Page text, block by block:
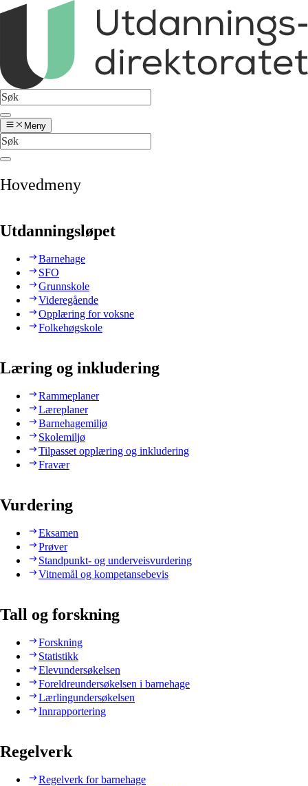
Meny
Hovedmeny
Utdanningsløpet
Barnehage
SFO
Grunnskole
Videregående
Opplæring for voksne
Folkehøgskole
Læring og inkludering
Rammeplaner
Læreplaner
Barnehagemiljø
Skolemiljø
Tilpasset opplæring og inkludering
Fravær
Vurdering
Eksamen
Prøver
Standpunkt- og underveisvurdering
Vitnemål og kompetansebevis
Tall og forskning
Forskning
Statistikk
Elevundersøkelsen
Foreldreundersøkelsen i barnehage
Lærlingundersøkelsen
Innrapportering
Regelverk
Regelverk for barnehage